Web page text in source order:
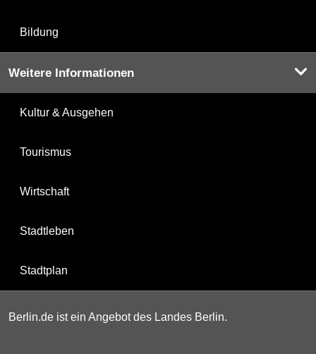
Bildung
Weitere Informationen
Kultur & Ausgehen
Tourismus
Wirtschaft
Stadtleben
Stadtplan
Berlin.de ist ein Angebot des Landes Berlin.